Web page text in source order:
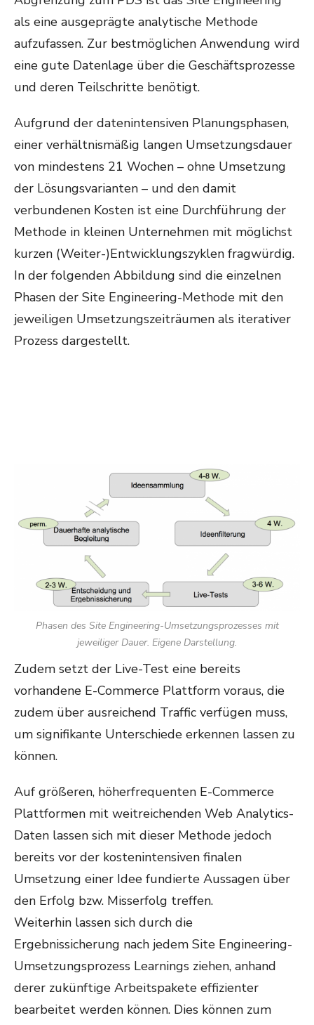
als eine ausgeprägte analytische Methode
aufzufassen. Zur bestmöglichen Anwendung wird
eine gute Datenlage über die Geschäftsprozesse
und deren Teilschritte benötigt.
Aufgrund der datenintensiven Planungsphasen,
einer verhältnismäßig langen Umsetzungsdauer
von mindestens 21 Wochen – ohne Umsetzung
der Lösungsvarianten – und den damit
verbundenen Kosten ist eine Durchführung der
Methode in kleinen Unternehmen mit möglichst
kurzen (Weiter-)Entwicklungszyklen fragwürdig.
In der folgenden Abbildung sind die einzelnen
Phasen der Site Engineering-Methode mit den
jeweiligen Umsetzungszeiträumen als iterativer
Prozess dargestellt.
Phasen des Site Engineering-Umsetzungsprozesses mit
jeweiliger Dauer. Eigene Darstellung.
Zudem setzt der Live-Test eine bereits
vorhandene E-Commerce Plattform voraus, die
zudem über ausreichend Traffic verfügen muss,
um signifikante Unterschiede erkennen lassen zu
können.
Auf größeren, höherfrequenten E-Commerce
Plattformen mit weitreichenden Web Analytics-
Daten lassen sich mit dieser Methode jedoch
bereits vor der kostenintensiven finalen
Umsetzung einer Idee fundierte Aussagen über
den Erfolg bzw. Misserfolg treffen.
Weiterhin lassen sich durch die
Ergebnissicherung nach jedem Site Engineering-
Umsetzungsprozess Learnings ziehen, anhand
derer zukünftige Arbeitspakete effizienter
bearbeitet werden können. Dies können zum